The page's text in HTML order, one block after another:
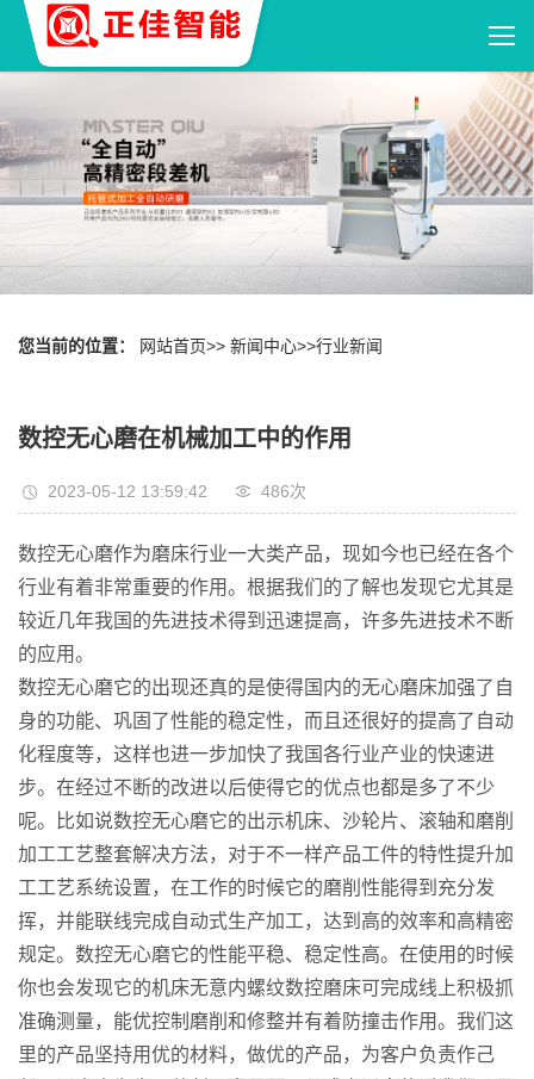
您当前的位置： 网站首页>> 新闻中心>>行业新闻
数控无心磨在机械加工中的作用
2023-05-12 13:59:42 486次
数控无心磨作为磨床行业一大类产品，现如今也已经在各个
行业有着非常重要的作用。根据我们的了解也发现它尤其是
较近几年我国的先进技术得到迅速提高，许多先进技术不断
的应用。
数控无心磨它的出现还真的是使得国内的无心磨床加强了自
身的功能、巩固了性能的稳定性，而且还很好的提高了自动
化程度等，这样也进一步加快了我国各行业产业的快速进
步。在经过不断的改进以后使得它的优点也都是多了不少
呢。比如说数控无心磨它的出示机床、沙轮片、滚轴和磨削
加工工艺整套解决方法，对于不一样产品工件的特性提升加
工工艺系统设置，在工作的时候它的磨削性能得到充分发
挥，并能联线完成自动式生产加工，达到高的效率和高精密
规定。数控无心磨它的性能平稳、稳定性高。在使用的时候
你也会发现它的机床无意内螺纹数控磨床可完成线上积极抓
准确测量，能优控制磨削和修整并有着防撞击作用。我们这
里的产品坚持用优的材料，做优的产品，为客户负责作己